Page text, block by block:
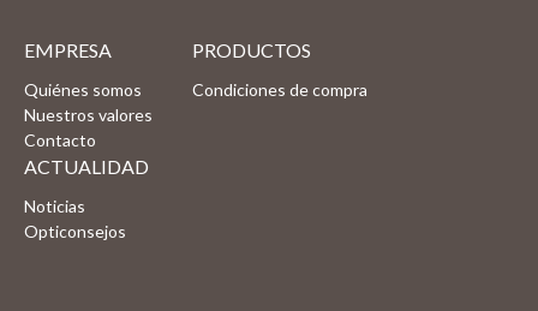
EMPRESA
Quiénes somos
Nuestros valores
Contacto
PRODUCTOS
Condiciones de compra
ACTUALIDAD
Noticias
Opticonsejos